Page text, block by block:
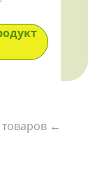
товаров ←